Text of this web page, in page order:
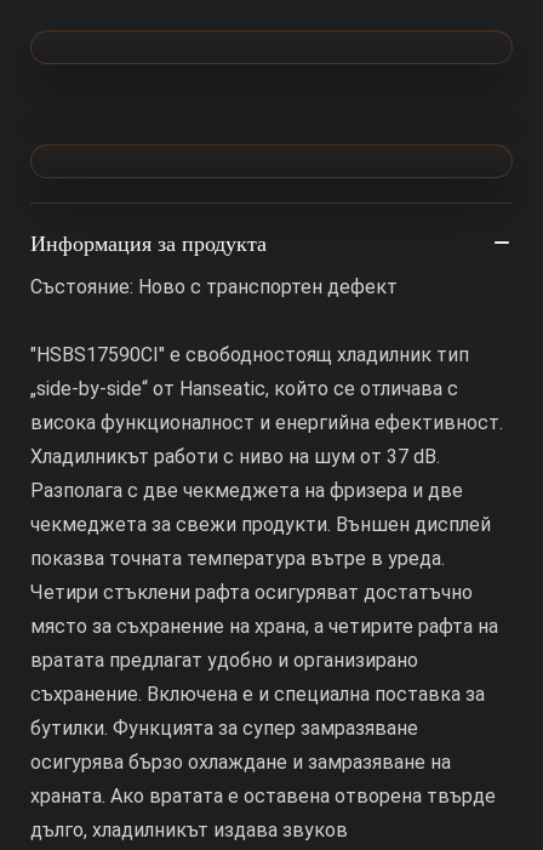
Информация за продукта
Състояние: Ново с транспортен дефект
"HSBS17590CI" е свободностоящ хладилник тип
„side-by-side“ от Hanseatic, който се отличава с
висока функционалност и енергийна ефективност.
Хладилникът работи с ниво на шум от 37 dB.
Разполага с две чекмеджета на фризера и две
чекмеджета за свежи продукти. Външен дисплей
показва точната температура вътре в уреда.
Четири стъклени рафта осигуряват достатъчно
място за съхранение на храна, а четирите рафта на
вратата предлагат удобно и организирано
съхранение. Включена е и специална поставка за
бутилки. Функцията за супер замразяване
осигурява бързо охлаждане и замразяване на
храната. Ако вратата е оставена отворена твърде
дълго, хладилникът издава звуков